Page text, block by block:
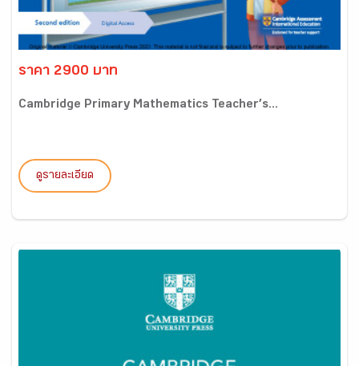
ราคา 2900 บาท
Cambridge Primary Mathematics Teacher’s...
ดูรายละเอียด